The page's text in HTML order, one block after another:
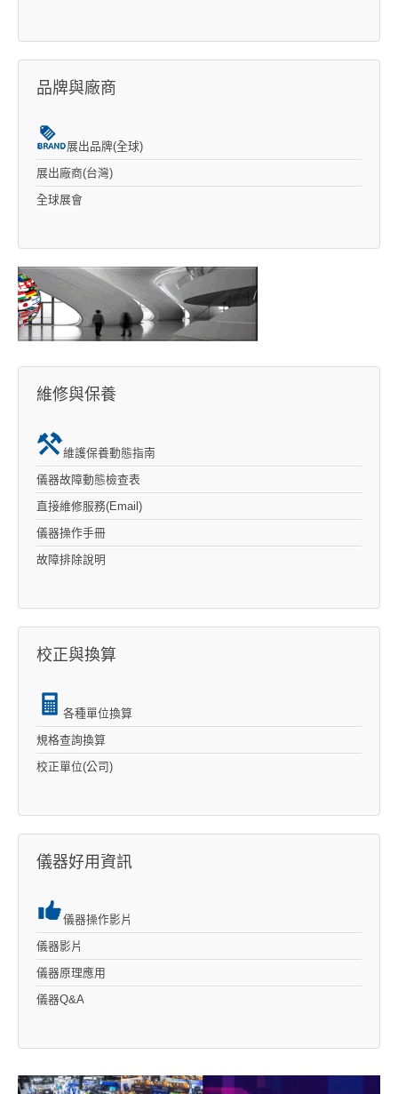
品牌與廠商
展出品牌(全球)
展出廠商(台灣)
全球展會
維修與保養
維護保養動態指南
儀器故障動態檢查表
直接維修服務(Email)
儀器操作手冊
故障排除說明
校正與換算
各種單位換算
規格查詢換算
校正單位(公司)
儀器好用資訊
儀器操作影片
儀器影片
儀器原理應用
儀器Q&A